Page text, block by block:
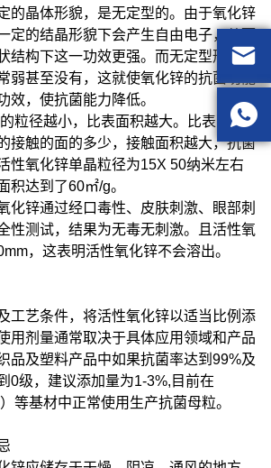
的晶体形貌，是无定型的。由于氧化锌
定的结晶形貌下会产生自由电子，从而
结构下这一功效更强。而无定型形貌的
弱甚至没有，这就使氧化锌的抗菌功能
效，使抗菌能力降低。
粒径越小，比表面积越大。比表面积
接触的面的多少，接触面积越大，抗菌
性氧化锌单晶粒径为15X 50纳米左右
积达到了60㎡/g。
化锌通过经口毒性、皮肤刺激、眼部刺
性测试，结果为无毒无刺激。且活性氧
，这表明活性氧化锌不会溶出。
工艺条件，将活性氧化锌以适当比例添
用剂量通常取决于具体应用领域和产品
品及塑料产品中如果抗菌率达到99%及
0级，建议添加量为1-3%,目前在
等基材中正常使用生产抗菌母粒。

